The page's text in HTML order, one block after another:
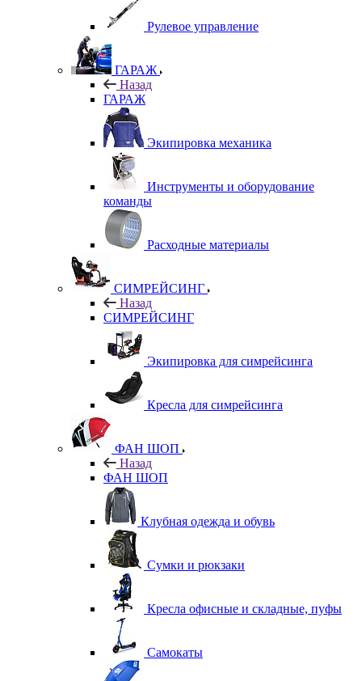
Рулевое управление
ГАРАЖ
Назад
ГАРАЖ
Экипировка механика
Инструменты и оборудование
команды
Расходные материалы
СИМРЕЙСИНГ
Назад
СИМРЕЙСИНГ
Экипировка для симрейсинга
Кресла для симрейсинга
ФАН ШОП
Назад
ФАН ШОП
Клубная одежда и обувь
Сумки и рюкзаки
Кресла офисные и складные, пуфы
Самокаты